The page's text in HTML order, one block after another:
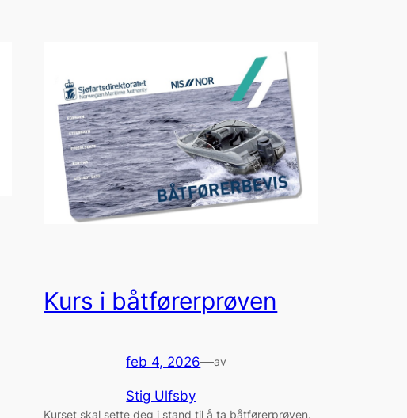
Kurs i båtførerprøven
feb 4, 2026—av
Stig Ulfsby
Kurset skal sette deg i stand til å ta båtførerprøven.